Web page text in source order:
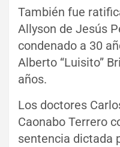
También fue
Allyson de Jesús
condenado a 30
Alberto “Luisito”
años.
Los doctores
Caonabo Terrero
sentencia dictada